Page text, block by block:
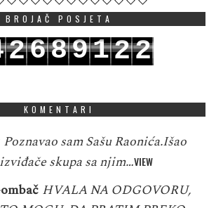
BROJAČ POSJETA
2689122
KOMENTARI
Poznavao sam Sašu Raonića.Išao
skupa sa njim…VIEW
HVALA NA ODGOVORU,